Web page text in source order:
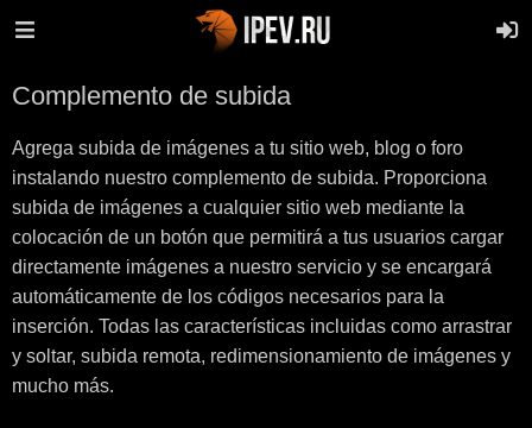
Complemento de subida
Agrega subida de imágenes a tu sitio web, blog o foro
instalando nuestro complemento de subida. Proporciona
subida de imágenes a cualquier sitio web mediante la
colocación de un botón que permitirá a tus usuarios cargar
directamente imágenes a nuestro servicio y se encargará
automáticamente de los códigos necesarios para la
inserción. Todas las características incluidas como arrastrar
y soltar, subida remota, redimensionamiento de imágenes y
mucho más.